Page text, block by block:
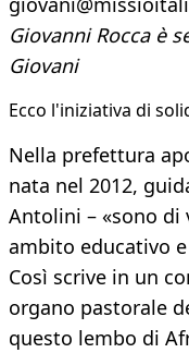
Giovanni Rocca è
Giovani
Ecco l'iniziativa di
Nella prefettura
nata nel 2012,
Antolini – «sono di
ambito educativo
Così scrive in un
organo pastorale
questo lembo di